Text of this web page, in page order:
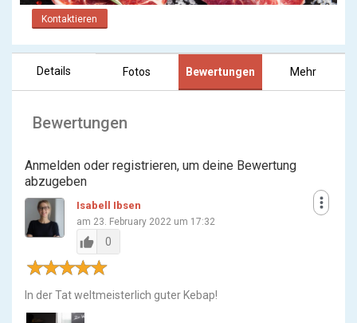
Kontaktieren
Details Fotos Bewertungen Mehr
Bewertungen
Anmelden oder registrieren, um deine Bewertung
abzugeben
more_vert
Isabell Ibsen
am 23. February 2022 um 17:32
thumb_up 0
In der Tat weltmeisterlich guter Kebap!